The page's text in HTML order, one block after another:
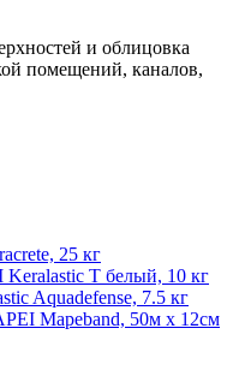
и облицовка
помещений, каналов,
25 кг
T белый, 10 кг
Aquadefense, 7.5 кг
Mapeband, 50м x 12см